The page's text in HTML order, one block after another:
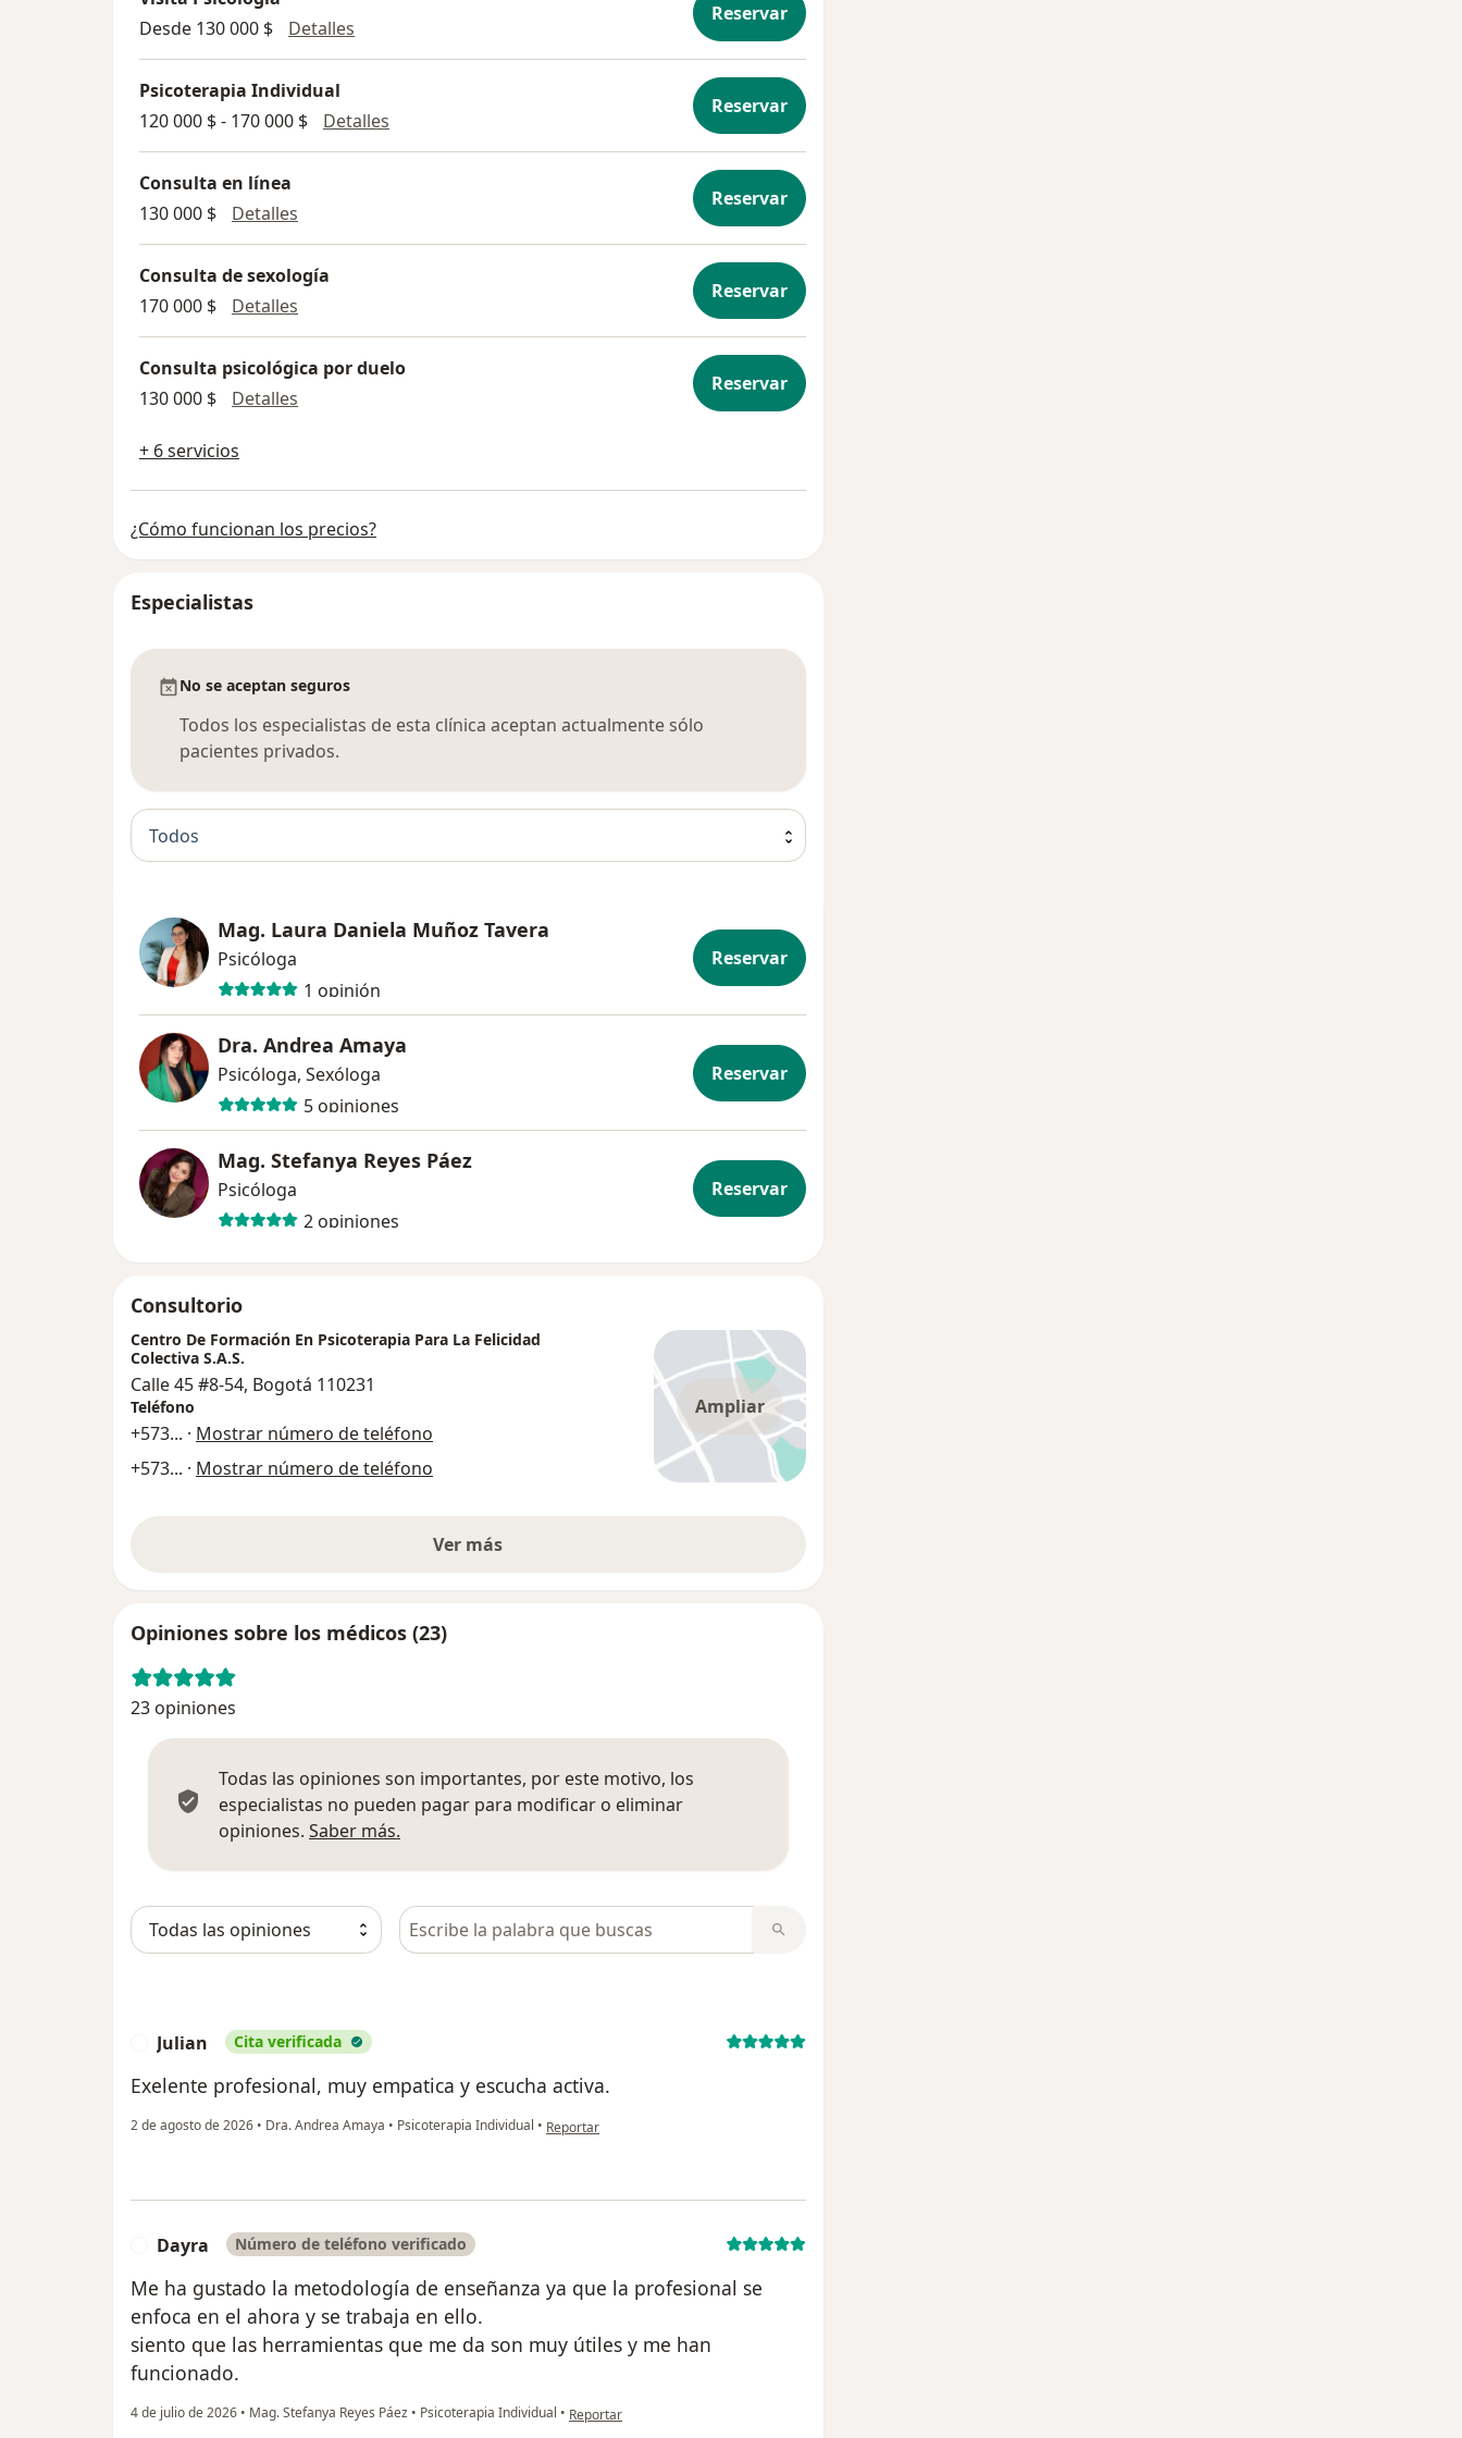
Desde 130 000 $
Detalles
Reservar
Psicoterapia Individual
120 000 $ - 170 000 $
Detalles
Reservar
Consulta en línea
130 000 $
Detalles
Reservar
Consulta de sexología
170 000 $
Detalles
Reservar
Consulta psicológica por duelo
130 000 $
Detalles
Reservar
+ 6 servicios
¿Cómo funcionan los precios?
Especialistas
No se aceptan seguros
Todos los especialistas de esta clínica aceptan actualmente sólo
pacientes privados.
Todos
Mag. Laura Daniela Muñoz Tavera
Psicóloga
1 opinión
Reservar
Dra. Andrea Amaya
Psicóloga, Sexóloga
5 opiniones
Reservar
Mag. Stefanya Reyes Páez
Psicóloga
2 opiniones
Reservar
Consultorio
Ampliar
Centro De Formación En Psicoterapia Para La Felicidad
Colectiva S.A.S.
Calle 45 #8-54, Bogotá 110231
Teléfono
+573... · Mostrar número de teléfono
+573... · Mostrar número de teléfono
Ver más
Opiniones sobre los médicos (23)
23 opiniones
Todas las opiniones son importantes, por este motivo, los
especialistas no pueden pagar para modificar o eliminar
opiniones. Saber más.
Busca en opiniones
Julian Cita verificada
Exelente profesional, muy empatica y escucha activa.
2 de agosto de 2026 • Dra. Andrea Amaya • Psicoterapia Individual • en opinión del usuario Julian
Reportar
Dayra Número de teléfono verificado
Me ha gustado la metodología de enseñanza ya que la profesional se
enfoca en el ahora y se trabaja en ello.
siento que las herramientas que me da son muy útiles y me han
funcionado.
4 de julio de 2026 • Mag. Stefanya Reyes Páez • Psicoterapia Individual • en opinión del usuario Dayra
Reportar